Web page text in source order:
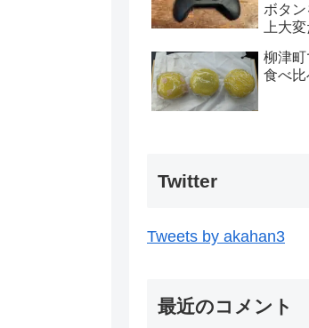
ボタ
上大
柳津
食べ比
Twitter
Tweets by akahan3
最近のコメント